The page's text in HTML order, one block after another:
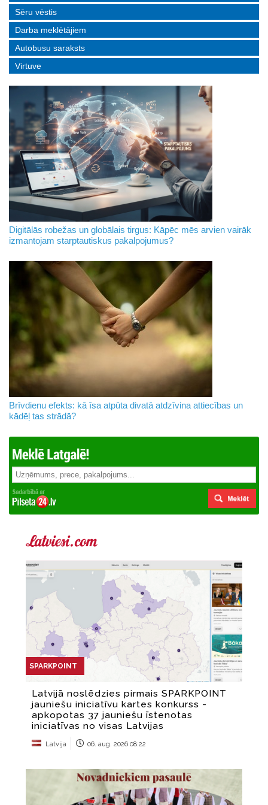
Sēru vēstis
Darba meklētājiem
Autobusu saraksts
Virtuve
Digitālās robežas un globālais tirgus: Kāpēc mēs arvien vairāk
izmantojam starptautiskus pakalpojumus?
Brīvdienu efekts: kā īsa atpūta divatā atdzīvina attiecības un
kādēļ tas strādā?